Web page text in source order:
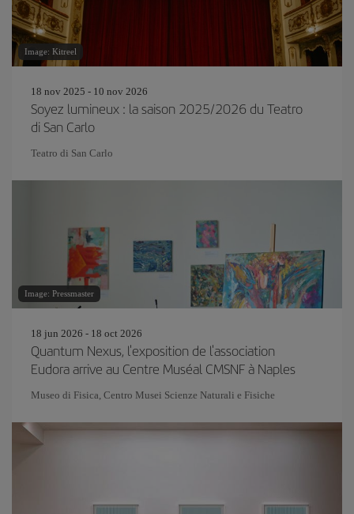
Image: Kitreel
18 nov 2025 - 10 nov 2026
Soyez lumineux : la saison 2025/2026 du Teatro
di San Carlo
Teatro di San Carlo
Image: Pressmaster
18 jun 2026 - 18 oct 2026
Quantum Nexus, l'exposition de l'association
Eudora arrive au Centre Muséal CMSNF à Naples
Museo di Fisica, Centro Musei Scienze Naturali e Fisiche